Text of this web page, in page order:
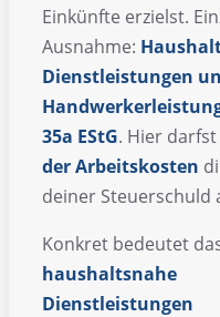
Einkünfte erzielst.
Ausnahme:
Dienstleistungen
35a EStG. Hier
der Arbeitskosten
deiner Steuerschuld
Konkret bedeutet
haushaltsnahe
Dienstleistungen